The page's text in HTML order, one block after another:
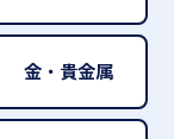
金・貴金属